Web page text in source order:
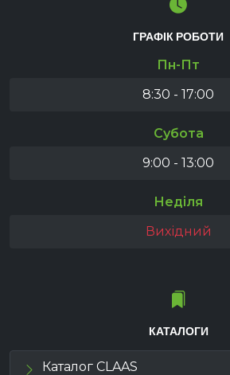
ГРАФІК РОБОТИ
Пн-Пт
8:30 - 17:00
Субота
9:00 - 13:00
Неділя
Вихідний
КАТАЛОГИ
Каталог CLAAS